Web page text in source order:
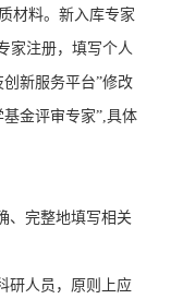
材料。新入库专家
家注册，填写个人
创新服务平台”修改
基金评审专家”,具体
、完整地填写相关
研人员，原则上应